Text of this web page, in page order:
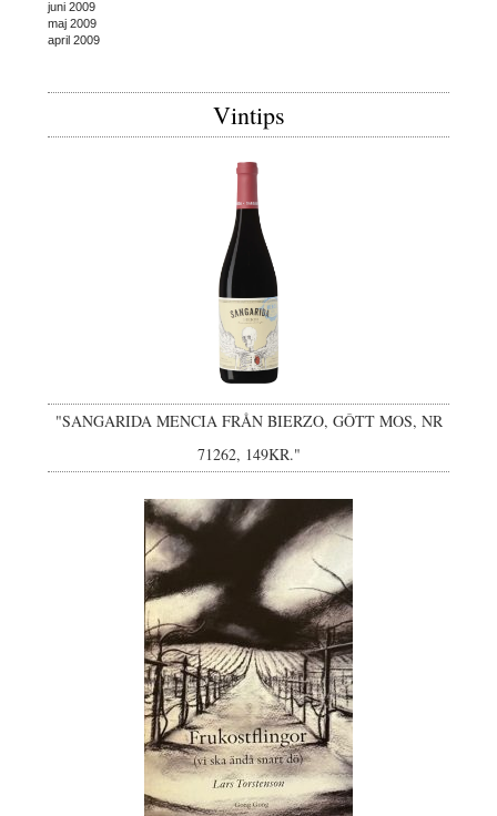
juni 2009
maj 2009
april 2009
Vintips
"SANGARIDA MENCIA FRÅN BIERZO, GÔTT MOS, NR
71262, 149KR."